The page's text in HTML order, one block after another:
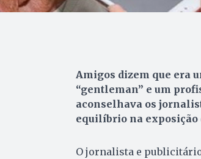
Amigos dizem que era
“gentleman” e um
aconselhava os
equilíbrio na exposição
O jornalista e